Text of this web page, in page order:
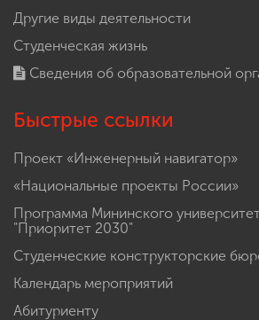
Другие виды деятельности
Студенческая жизнь
Сведения об образовательной
Быстрые ссылки
Проект «Инженерный навигатор»
«Национальные проекты России»
Программа Мининского
"Приоритет 2030"
Студенческие конструкторские
Календарь мероприятий
Абитуриенту